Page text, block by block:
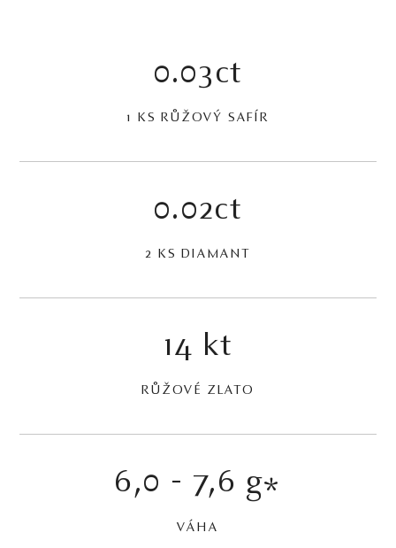
0.03ct
1 KS RŮŽOVÝ SAFÍR
0.02ct
2 KS DIAMANT
14 kt
RŮŽOVÉ ZLATO
6,0 - 7,6 g*
VÁHA